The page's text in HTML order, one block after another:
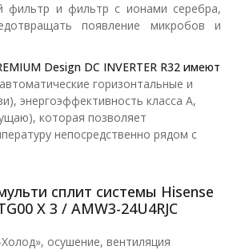
фильтр и фильтр с ионами серебра,
появление микробов и
Design DC INVERTER R32 имеют
горизонтальные и
энергоэффективность класса А,
которая позволяет
непосредственно рядом с
сплит системы Hisense
X 3 / AMW3-24U4RJC
осушение, вентиляция